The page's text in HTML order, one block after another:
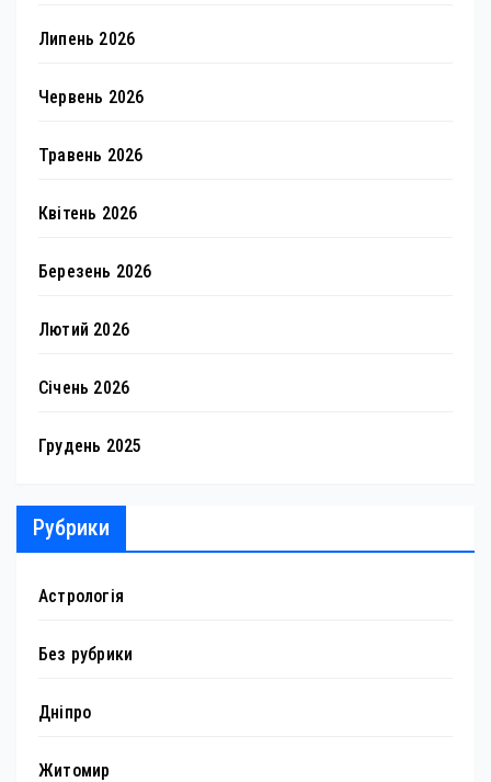
Липень 2026
Червень 2026
Травень 2026
Квітень 2026
Березень 2026
Лютий 2026
Січень 2026
Грудень 2025
Рубрики
Астрологія
Без рубрики
Дніпро
Житомир